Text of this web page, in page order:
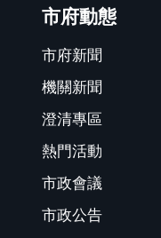
市府動態
市府新聞
機關新聞
澄清專區
熱門活動
市政會議
市政公告